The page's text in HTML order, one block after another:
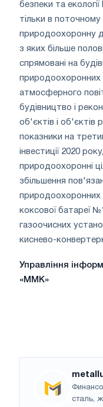
безпеки та
тільки в
природоохоронну
з яких більше
спрямовані на
природоохоронних
атмосферного
будівництво і
об'єктів і об'єктів
показники на
інвестиції 2020
природоохоронні
збільшення
природоохоронних
коксової батареї
газоочисних
киснево-
Управління
«ММК»
сталь,